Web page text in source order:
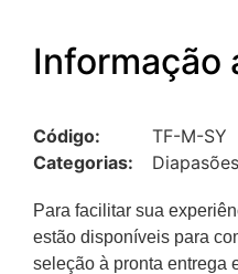
Informação
Código:
TF-M-SY
Categorias:
Diapasões
Para facilitar sua
estão disponíveis para
seleção à pronta entrega